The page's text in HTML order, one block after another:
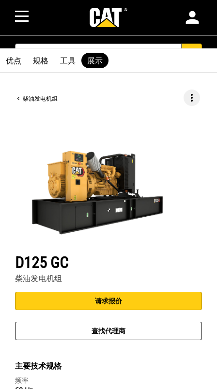
person
SEARCH
柴油发电机组 more_vert
D125 GC
柴油发电机组
请求报价
查找代理商
主要技术规格
频率
优点 规格 工具 展示